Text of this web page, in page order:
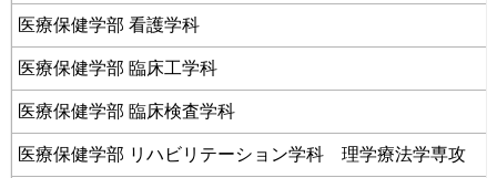
医療保健学部 看護学科
医療保健学部 臨床工学科
医療保健学部 臨床検査学科
医療保健学部 リハビリテーション学科 理学療法学専攻